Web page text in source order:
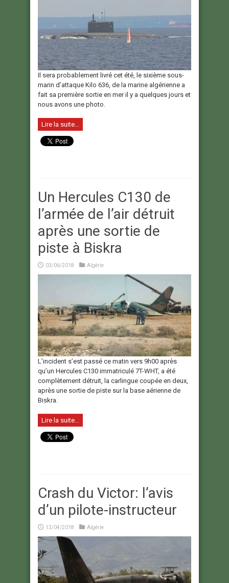
Il sera probablement livré cet été, le sixième sous-
marin d’attaque Kilo 636, de la marine algérienne a
fait sa première sortie en mer il y a quelques jours et
nous avons une photo.
Lire la suite...
Un Hercules C130 de
l’armée de l’air détruit
après une sortie de
piste à Biskra
03/06/2018 Algérie
L’incident s’est passé ce matin vers 9h00 après
qu’un Hercules C130 immatriculé 7T-WHT, a été
complètement détruit, la carlingue coupée en deux,
après une sortie de piste sur la base aérienne de
Biskra.
Lire la suite...
Crash du Victor: l’avis
d’un pilote-instructeur
13/04/2018 Algérie